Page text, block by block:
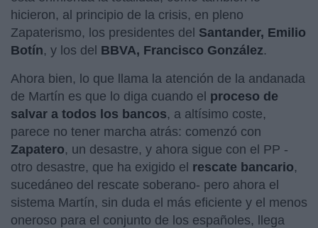
hicieron, al principio de la crisis, en pleno
Zapaterismo, los presidentes del Santander, Emilio
Botín, y los del BBVA, Francisco González.
Ahora bien, lo que llama la atención de la andanada
de Martín es que lo diga cuando el proceso de
salvar a todos los bancos, a altísimo coste,
parece no tener marcha atrás: comenzó con
Zapatero, un desastre, y ahora sigue con el PP -
otro desastre, que ha exigido el rescate bancario,
sucedáneo del rescate soberano- pero ahora el
sistema Martín, sin duda el más eficiente y el menos
oneroso para el conjunto de los españoles, llega